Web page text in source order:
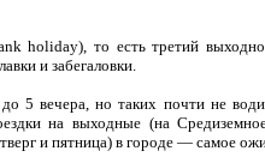
holiday), то есть третий
и забегаловки.
5 вечера, но таких почти не
на выходные (на
и пятница) в городе — самое